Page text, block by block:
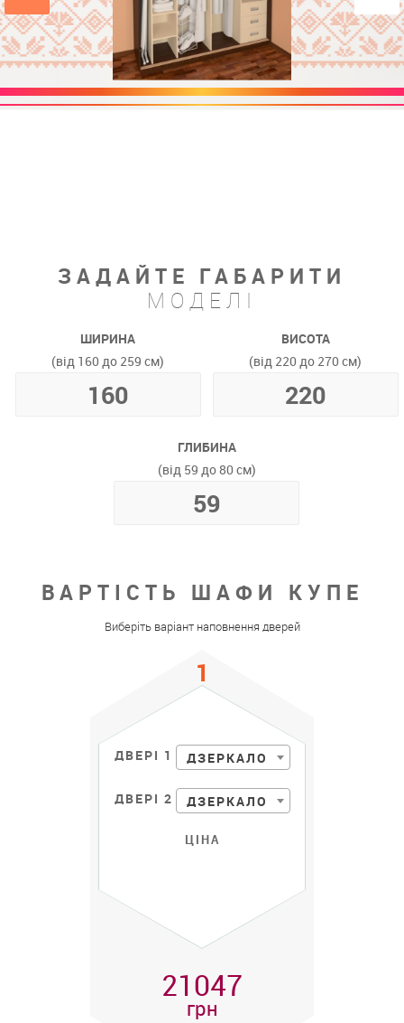
ЗАДАЙТЕ ГАБАРИТИ
МОДЕЛІ
ШИРИНА
(від 160 до 259 см)
ВИСОТА
(від 220 до 270 см)
ГЛИБИНА
(від 59 до 80 см)
ВАРТІСТЬ ШАФИ КУПЕ
Виберіть варіант наповнення дверей
ДВЕРІ 1 ДЗЕРКАЛО
ДВЕРІ 2 ДЗЕРКАЛО
ЦІНА
21047
грн